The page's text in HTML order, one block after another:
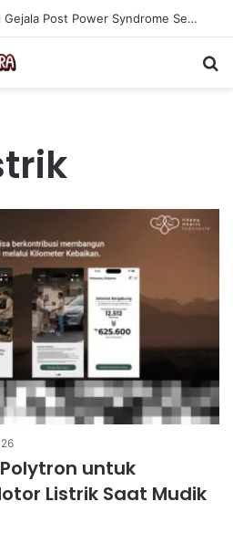
Cara Efektif Mengatasi Gejala Post Power Syndrome Setelah Pensiun Kerja
untuk
Listrik Saat Mudik